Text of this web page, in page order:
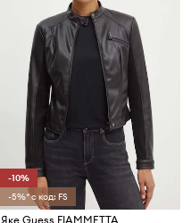
-10%
-5%* с код: FS
Яке Guess FIAMMETTA